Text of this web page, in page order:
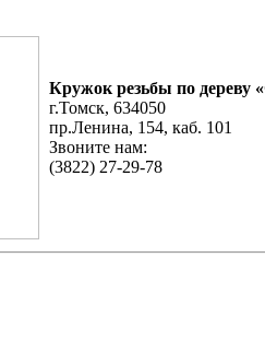
Кружок резьбы по дереву
г.Томск, 634050
пр.Ленина, 154, каб​. 101
Звоните нам:
(3822) 27-29-78